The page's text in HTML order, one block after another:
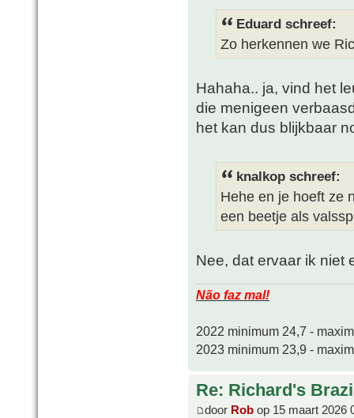
Eduard schreef:
Zo herkennen we
Hahaha.. ja, vind het
die menigeen
het kan dus blijkbaar
knalkop schreef:
Hehe en je hoeft ze
een beetje als
Nee, dat ervaar ik niet
Não faz mal!
2022 minimum 24,7 -
2023 minimum 23,9 -
Re: Richard's
door Rob op 15 maart 2026